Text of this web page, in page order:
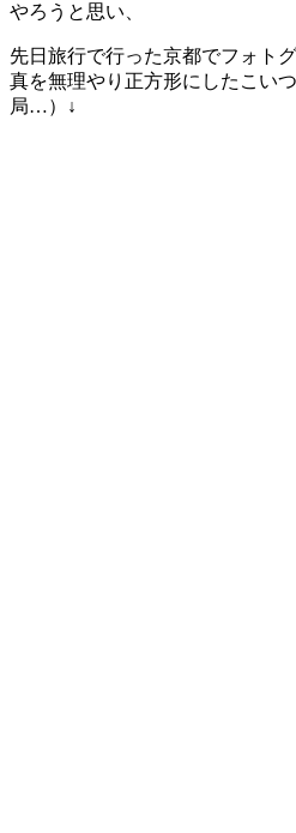
やろうと思い、
先日旅行で行った京都でフォト
真を無理やり正方形にしたこい
局…）↓